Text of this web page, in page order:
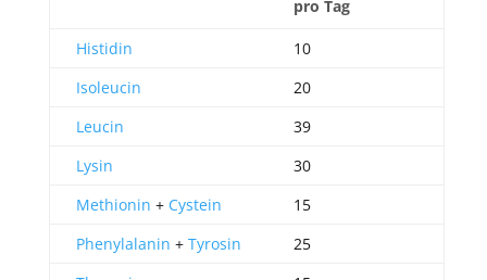
pro Tag
Histidin
10
Isoleucin
20
Leucin
39
Lysin
30
Methionin + Cystein
15
Phenylalanin + Tyrosin
25